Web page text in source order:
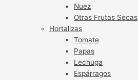
Nuez
Otras Frutas Secas
Hortalizas
Tomate
Papas
Lechuga
Espárragos